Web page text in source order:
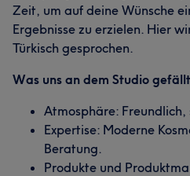
Zeit, um auf deine Wünsche
Ergebnisse zu erzielen. Hier
Türkisch gesprochen.
Was uns an dem Studio
Atmosphäre:
Expertise: Moderne
Beratung.
Produkte und